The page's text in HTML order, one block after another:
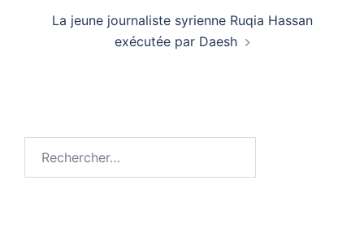
La jeune journaliste syrienne Ruqia Hassan
exécutée par Daesh